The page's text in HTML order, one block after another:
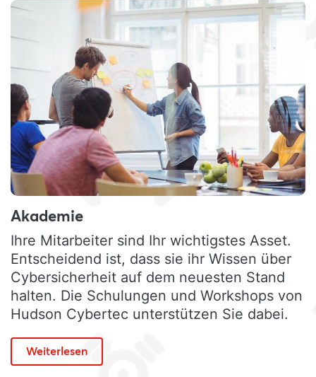
Akademie
Ihre Mitarbeiter sind Ihr wichtigstes Asset.
Entscheidend ist, dass sie ihr Wissen über
Cybersicherheit auf dem neuesten Stand
halten. Die Schulungen und Workshops von
Hudson Cybertec unterstützen Sie dabei.
Weiterlesen